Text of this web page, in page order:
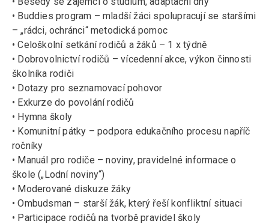
• Buddies program – mladší žáci spolupracují se staršími
– „rádci, ochránci“ metodická pomoc
• Celoškolní setkání rodičů a žáků – 1 x týdně
• Dobrovolnictví rodičů – vícedenní akce, výkon činnosti
školníka rodiči
• Dotazy pro seznamovací pohovor
• Exkurze do povolání rodičů
• Hymna školy
• Komunitní pátky – podpora edukačního procesu napříč
ročníky
• Manuál pro rodiče – noviny, pravidelné informace o
škole („Lodní noviny“)
• Moderované diskuze žáky
• Ombudsman – starší žák, který řeší konfliktní situaci
• Participace rodičů na tvorbě pravidel školy